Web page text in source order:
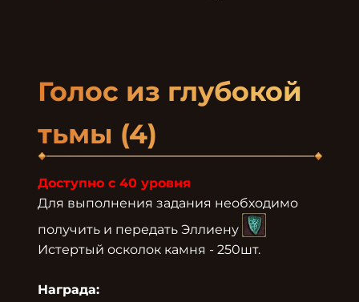
Голос из глубокой
тьмы (4)
Доступно с 40 уровня
Для выполнения задания необходимо
получить и передать Эллиену
Истертый осколок камня - 250шт.
Награда: